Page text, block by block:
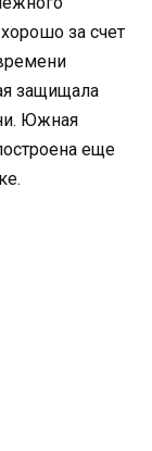
за счет
защищала
Южная
еще